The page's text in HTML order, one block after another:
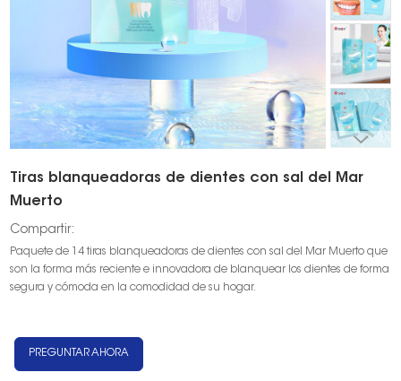
Tiras blanqueadoras de dientes con sal del Mar
Muerto
Compartir:
Paquete de 14 tiras blanqueadoras de dientes con sal del Mar Muerto que
son la forma más reciente e innovadora de blanquear los dientes de forma
segura y cómoda en la comodidad de su hogar.
PREGUNTAR AHORA